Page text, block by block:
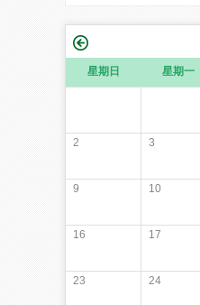
星期日 星期一
2 3
9 10
16 17
23 24